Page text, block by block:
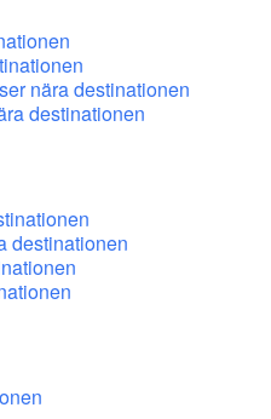
nära destinationen
destinationen
destinationen